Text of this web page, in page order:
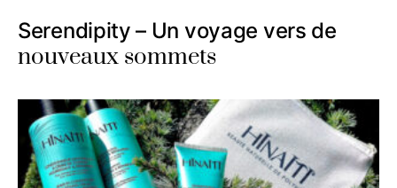
Serendipity – Un voyage vers de
nouveaux sommets